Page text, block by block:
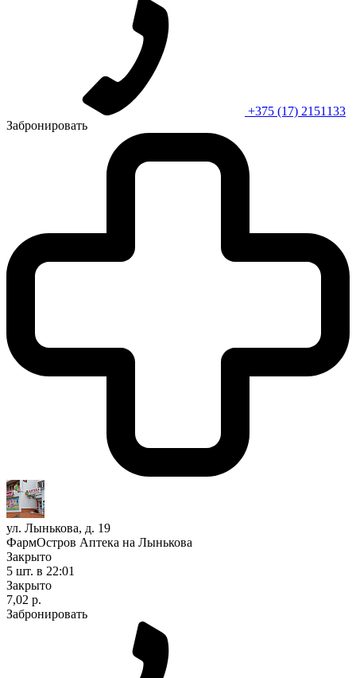
+375 (17) 2151133
Забронировать
ул. Лынькова, д. 19
ФармОстров Аптека на Лынькова
Закрыто
5 шт. в 22:01
Закрыто
7,02 р.
Забронировать